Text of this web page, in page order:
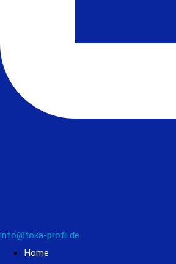
info@toka-profil.de
Home